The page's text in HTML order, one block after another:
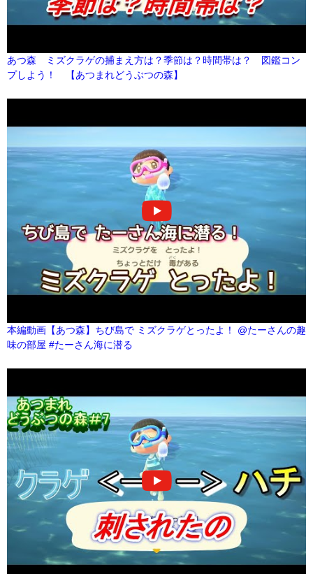
あつ森 ミズクラゲの捕まえ方は？季節は？時間帯は？ 図鑑コン
プしよう！ 【あつまれどうぶつの森】
本編動画【あつ森】ちび島で ミズクラゲとったよ！ @たーさんの趣
味の部屋 #たーさん海に潜る